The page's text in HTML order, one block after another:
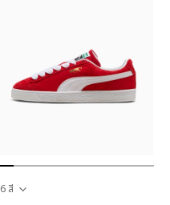
6 สี